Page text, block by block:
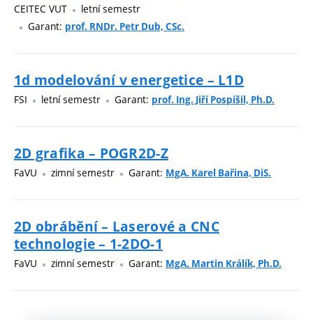
CEITEC VUT
letní semestr
Garant: prof. RNDr. Petr Dub, CSc.
1d modelování v energetice – L1D
FSI letní semestr Garant: prof. Ing. Jiří Pospíšil, Ph.D.
2D grafika – POGR2D-Z
FaVU zimní semestr Garant: MgA. Karel Bařina, DiS.
2D obrábění – Laserové a CNC
technologie – 1-2DO-1
FaVU zimní semestr Garant: MgA. Martin Králík, Ph.D.